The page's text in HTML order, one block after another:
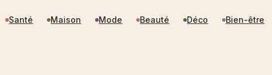
Santé Maison Mode Beauté Déco Bien-être